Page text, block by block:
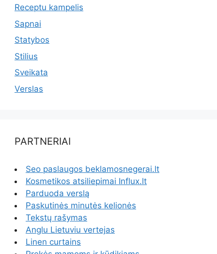
Receptu kampelis
Sapnai
Statybos
Stilius
Sveikata
Verslas
PARTNERIAI
Seo paslaugos beklamosnegerai.lt
Kosmetikos atsiliepimai Influx.lt
Parduoda verslą
Paskutinės minutės kelionės
Tekstų rašymas
Anglu Lietuviu vertejas
Linen curtains